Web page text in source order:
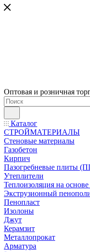
Оптовая и розничная
Каталог
СТРОЙМАТЕРИАЛЫ
Стеновые материалы
Газобетон
Кирпич
Пазогребневые плиты
Утеплители
Теплоизоляция на
Экструзионный
Пенопласт
Изолоны
Джут
Керамзит
Металлопрокат
Арматура